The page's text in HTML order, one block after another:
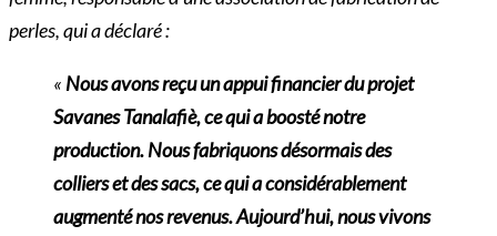
perles, qui a déclaré :
« Nous avons reçu un appui financier du projet
Savanes Tanalafiè, ce qui a boosté notre
production. Nous fabriquons désormais des
colliers et des sacs, ce qui a considérablement
augmenté nos revenus. Aujourd’hui, nous vivons